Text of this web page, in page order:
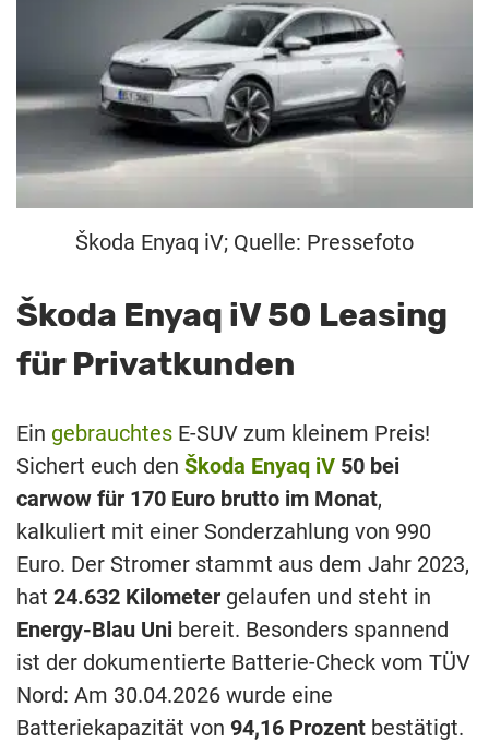
Škoda Enyaq iV; Quelle: Pressefoto
Škoda Enyaq iV 50 Leasing
für Privatkunden
Ein gebrauchtes E-SUV zum kleinem Preis!
Sichert euch den Škoda Enyaq iV 50 bei
carwow für 170 Euro brutto im Monat,
kalkuliert mit einer Sonderzahlung von 990
Euro. Der Stromer stammt aus dem Jahr 2023,
hat 24.632 Kilometer gelaufen und steht in
Energy-Blau Uni bereit. Besonders spannend
ist der dokumentierte Batterie-Check vom TÜV
Nord: Am 30.04.2026 wurde eine
Batteriekapazität von 94,16 Prozent bestätigt.